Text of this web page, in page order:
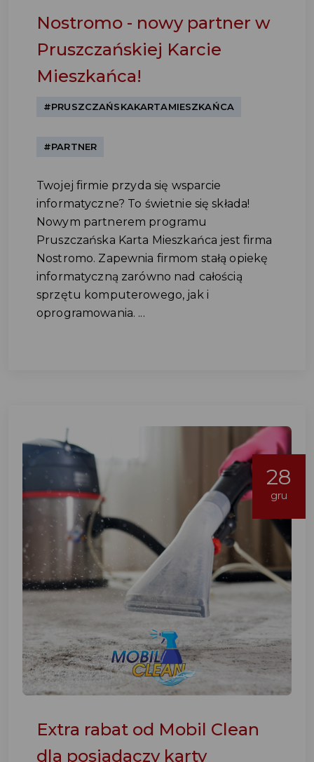
Nostromo - nowy partner w
Pruszczańskiej Karcie
Mieszkańca!
#PRUSZCZAŃSKAKARTAMIESZKAŃCA
#PARTNER
Twojej firmie przyda się wsparcie
informatyczne? To świetnie się składa!
Nowym partnerem programu
Pruszczańska Karta Mieszkańca jest firma
Nostromo. Zapewnia firmom stałą opiekę
informatyczną zarówno nad całością
sprzętu komputerowego, jak i
oprogramowania. ...
28
gru
Extra rabat od Mobil Clean
dla posiadaczy karty